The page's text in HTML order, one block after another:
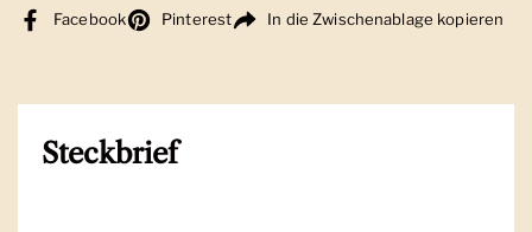
Facebook Pinterest In die Zwischenablage kopieren
Steckbrief